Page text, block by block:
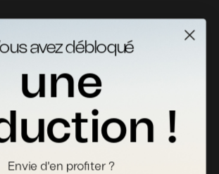
avez débloqué
une
!
Envie d'en profiter ?